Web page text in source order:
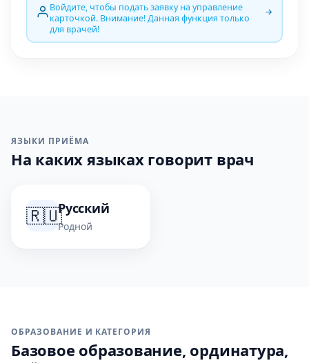
Войдите, чтобы подать заявку на управление
карточкой. Внимание! Данная функция только
для врачей!
ЯЗЫКИ ПРИЁМА
На каких языках говорит врач
🇷🇺Русский
Родной
ОБРАЗОВАНИЕ И КАТЕГОРИЯ
Базовое образование, ординатура,